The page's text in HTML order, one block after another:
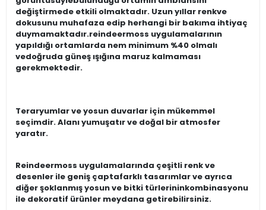
değiştirmede etkili olmaktadır. Uzun yıllar renkve
dokusunu muhafaza edip herhangi bir bakıma ihtiyaç
duymamaktadır.reindeermoss uygulamalarının
yapıldığı ortamlarda nem minimum %40 olmalı
vedoğruda güneş ışığına maruz kalmaması
gerekmektedir.
Teraryumlar ve yosun duvarlar için mükemmel
seçimdir. Alanı yumuşatır ve doğal bir atmosfer
yaratır.
Reindeermoss uygulamalarında çeşitli renk ve
desenler ile geniş çaptafarklı tasarımlar ve ayrıca
diğer şoklanmış yosun ve bitki türlerininkombinasyonu
ile dekoratif ürünler meydana getirebilirsiniz.